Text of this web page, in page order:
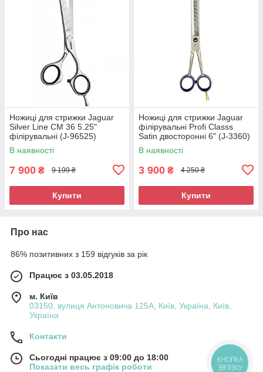
Ножиці для стрижки Jaguar
Silver Line CM 36 5.25"
філірувальні (J-96525)
В наявності
7 900 ₴ 9 199 ₴
Купити
Ножиці для стрижки Jaguar
філірувальні Profi Classs
Satin двосторонні 6" (J-3360)
В наявності
3 900 ₴ 4 250 ₴
Купити
Про нас
86% позитивних з 159 відгуків за рік
Працює з 03.05.2018
м. Київ
03150, вулиця Антоновича 125А, Київ, Україна, Київ,
Україна
Контакти
Сьогодні працює з 09:00 до 18:00
Показати весь графік роботи
КНОПКА
ЗВ'ЯЗКУ